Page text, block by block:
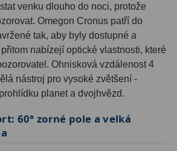
6
3
4
venku dlouho do noci, protože
Omegon Cronus patří do
tak, aby byly dostupné a
nabízejí optické vlastnosti, které
Ohnisková vzdálenost 4
nástroj pro vysoké zvětšení -
planet a dvojhvězd.
60° zorné pole a velká